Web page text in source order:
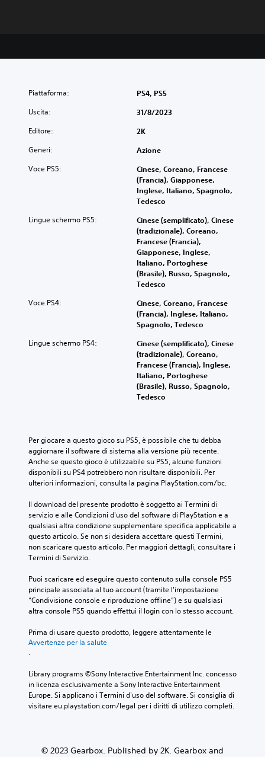
Piattaforma: PS4, PS5
Uscita: 31/8/2023
Editore: 2K
Generi: Azione
Voce PS5:
Cinese, Coreano, Francese
(Francia), Giapponese,
Inglese, Italiano, Spagnolo,
Tedesco
Lingue schermo PS5:
Cinese (semplificato), Cinese
(tradizionale), Coreano,
Francese (Francia),
Giapponese, Inglese,
Italiano, Portoghese
(Brasile), Russo, Spagnolo,
Tedesco
Voce PS4:
Cinese, Coreano, Francese
(Francia), Inglese, Italiano,
Spagnolo, Tedesco
Lingue schermo PS4:
Cinese (semplificato), Cinese
(tradizionale), Coreano,
Francese (Francia), Inglese,
Italiano, Portoghese
(Brasile), Russo, Spagnolo,
Tedesco
Per giocare a questo gioco su PS5, è possibile che tu debba
aggiornare il software di sistema alla versione più recente.
Anche se questo gioco è utilizzabile su PS5, alcune funzioni
disponibili su PS4 potrebbero non risultare disponibili. Per
ulteriori informazioni, consulta la pagina PlayStation.com/bc.
Il download del presente prodotto è soggetto ai Termini di
servizio e alle Condizioni d'uso del software di PlayStation e a
qualsiasi altra condizione supplementare specifica applicabile a
questo articolo. Se non si desidera accettare questi Termini,
non scaricare questo articolo. Per maggiori dettagli, consultare i
Termini di Servizio.
Puoi scaricare ed eseguire questo contenuto sulla console PS5
principale associata al tuo account (tramite l'impostazione
“Condivisione console e riproduzione offline”) e su qualsiasi
altra console PS5 quando effettui il login con lo stesso account.
Prima di usare questo prodotto, leggere attentamente le
Avvertenze per la salute
.
Library programs ©Sony Interactive Entertainment Inc. concesso
in licenza esclusivamente a Sony Interactive Entertainment
Europe. Si applicano i Termini d'uso del software. Si consiglia di
visitare eu.playstation.com/legal per i diritti di utilizzo completi.
© 2023 Gearbox. Published by 2K. Gearbox and